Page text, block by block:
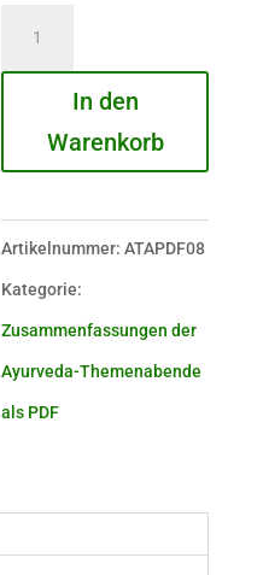
Übergewicht
Menge
In den
Warenkorb
Artikelnummer:ATAPDF08
Kategorie:
Zusammenfassungen der
Ayurveda-Themenabende
als PDF